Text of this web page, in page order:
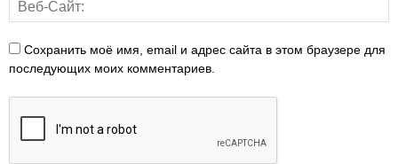
Сохранить моё имя, email и адрес сайта в этом браузере для
последующих моих комментариев.